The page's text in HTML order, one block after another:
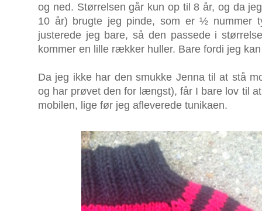
og ned. Størrelsen går kun op til 8 år, og da
10 år) brugte jeg pinde, som er ½ nummer
justerede jeg bare, så den passede i
kommer en lille rækker huller. Bare fordi jeg
Da jeg ikke har den smukke Jenna til at stå
og har prøvet den for længst), får I bare lov til
mobilen, lige før jeg afleverede tunikaen.